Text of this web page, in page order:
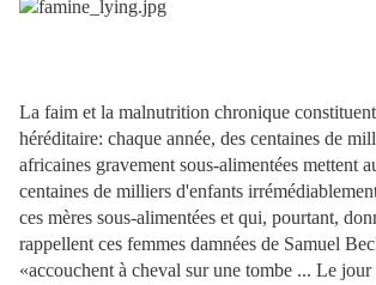
La faim et la malnutrition chronique
héréditaire: chaque année, des centaines de
africaines gravement sous-alimentées mettent
centaines de milliers d'enfants
ces mères sous-alimentées et qui, pourtant,
rappellent ces femmes damnées de Samuel
«accouchent à cheval sur une tombe ... Le